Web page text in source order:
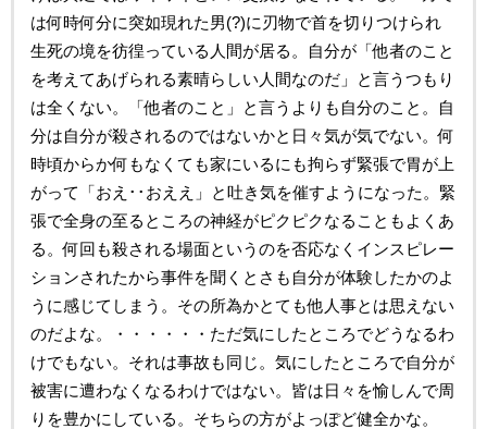
は何時何分に突如現れた男(?)に刃物で首を切りつけられ
生死の境を彷徨っている人間が居る。自分が「他者のこと
を考えてあげられる素晴らしい人間なのだ」と言うつもり
は全くない。「他者のこと」と言うよりも自分のこと。自
分は自分が殺されるのではないかと日々気が気でない。何
時頃からか何もなくても家にいるにも拘らず緊張で胃が上
がって「おえ･･おええ」と吐き気を催すようになった。緊
張で全身の至るところの神経がピクピクなることもよくあ
る。何回も殺される場面というのを否応なくインスピレー
ションされたから事件を聞くとさも自分が体験したかのよ
うに感じてしまう。その所為かとても他人事とは思えない
のだよな。・・・・・・ただ気にしたところでどうなるわ
けでもない。それは事故も同じ。気にしたところで自分が
被害に遭わなくなるわけではない。皆は日々を愉しんで周
りを豊かにしている。そちらの方がよっぽど健全かな。